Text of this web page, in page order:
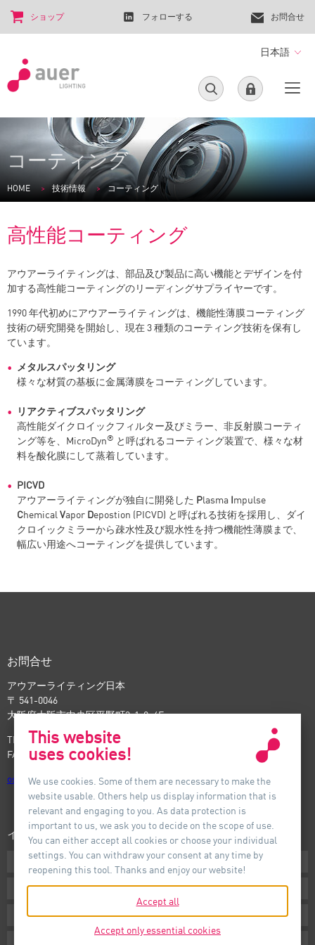
日本語
ショップ フォローする お問合せ
コーティング
HOME 技術情報 コーティング
高性能コーティング
アウアーライティングは、部品及び製品に高い機能とデザインを付
加する高性能コーティングのリーディングサプライヤーです。
1990 年代初めにアウアーライティングは、機能性薄膜コーティング
技術の研究開発を開始し、現在 3 種類のコーティング技術を保有し
ています。
メタルスパッタリング
様々な材質の基板に金属薄膜をコーティングしています。
リアクティブスパッタリング
高性能ダイクロイックフィルター及びミラー、非反射膜コーティ
ング等を、MicroDyn® と呼ばれるコーティング装置で、様々な材
料を酸化膜にして蒸着しています。
PICVD
アウアーライティングが独自に開発した Plasma Impulse
Chemical Vapor Depostion (PICVD) と呼ばれる技術を採用し、ダイ
クロイックミラーから疎水性及び親水性を持つ機能性薄膜まで、
幅広い用途へコーティングを提供しています。
お問合せ
アウアーライティング日本
〒 541-0046
大阪府大阪市中央区平野町3-1-9, 4F
TEL: +81-6-6221-5535
FAX: +81-6-6221-5537
osaka@auer-lighting.com
インフォメーション
ダウンロード
条件
インプリント
This website
uses cookies!
We use cookies. Some of them are necessary to make the
website usable. Others help us display information that is
relevant and engaging to you. As data protection is
important to us, we ask you to decide on the scope of use.
You can either accept all cookies or choose your individual
settings. You can withdraw your consent at any time by
reopening this tool. Thanks and enjoy our website!
Accept all
Accept only essential cookies